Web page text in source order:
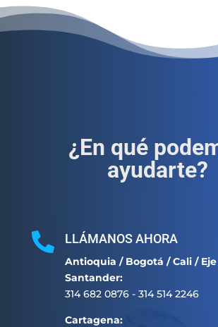
¿En qué
ayudarte?
 LLÁMANOS AHORA
Antioquia / Bogotá / Cali /
Santander:
314 682 0876 - 314 514 2246
Cartagena: